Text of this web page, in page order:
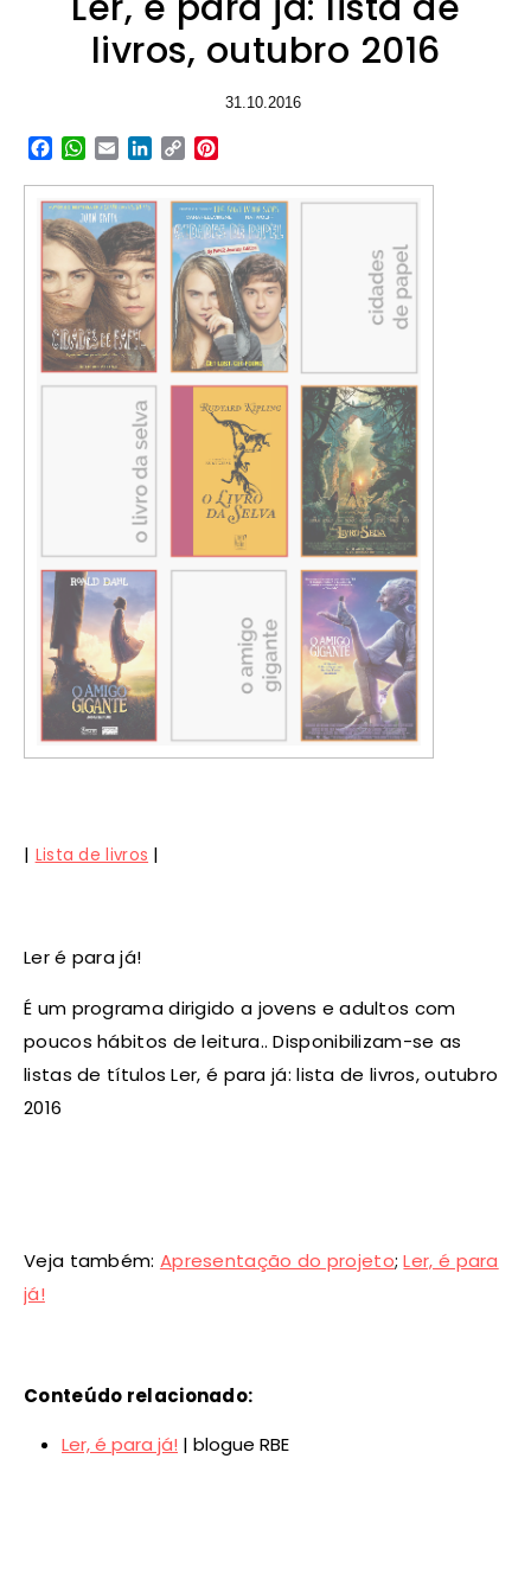
livros, outubro 2016
31.10.2016
Facebook
WhatsApp
EmailLinkedIn
Copy
| Lista de livros |
Ler é para já!
É um programa dirigido a jovens e adultos com
poucos hábitos de leitura.. Disponibilizam-se as
listas de títulos Ler, é para já: lista de livros, outubro
2016
Veja também: Apresentação do projeto;Ler, é para
já!
Conteúdo relacionado:
Ler, é para já! | blogue RBE